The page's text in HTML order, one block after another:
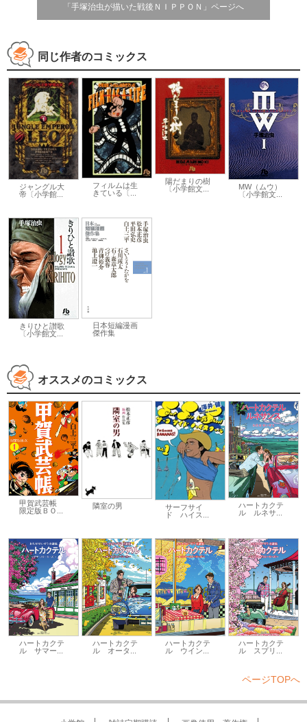
「手塚治虫が描いた戦後ＮＩＰＰＯＮ」ページへ
同じ作者のコミックス
ジャングル大
帝〔小学館...
フィルムは生
きている〔...
陽だまりの樹
〔小学館文...
MW（ムウ）
〔小学館文...
きりひと讃歌
〔小学館文...
日本短編漫画
傑作集
オススメのコミックス
甲賀武芸帳
限定版ＢＯ...
隣室の男
サーフサイ
ド ハイス...
ハートカクテ
ル ルネサ...
ハートカクテ
ル サマー...
ハートカクテ
ル オータ...
ハートカクテ
ル ウイン...
ハートカクテ
ル スプリ...
ページTOPへ